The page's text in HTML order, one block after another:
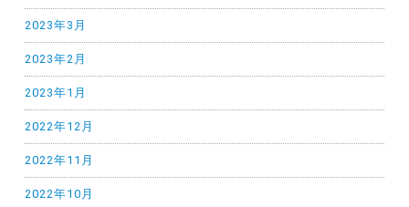
2023年3月
2023年2月
2023年1月
2022年12月
2022年11月
2022年10月